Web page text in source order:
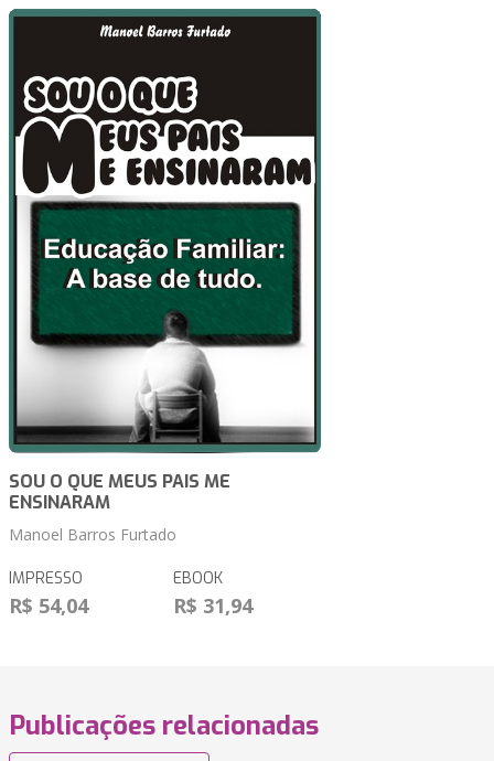
SOU O QUE MEUS PAIS ME
ENSINARAM
Manoel Barros Furtado
IMPRESSO
R$ 54,04
EBOOK
R$ 31,94
Publicações relacionadas